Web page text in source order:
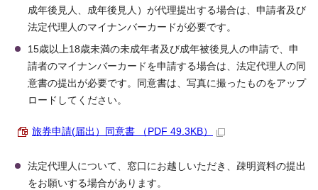
成年後見人、成年後見人）が代理提出する場合は、申請者及び
法定代理人のマイナンバーカードが必要です。
15歳以上18歳未満の未成年者及び成年被後見人の申請で、申
請者のマイナンバーカードを申請する場合は、法定代理人の同
意書の提出が必要です。同意書は、写真に撮ったものをアップ
ロードしてください。
旅券申請(届出）同意書 （PDF 49.3KB）
法定代理人について、窓口にお越しいただき、疎明資料の提出
をお願いする場合があります。